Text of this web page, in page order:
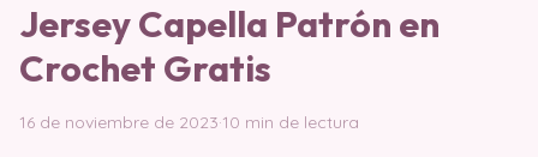
Jersey Capella Patrón en
Crochet Gratis
16 de noviembre de 2023·10 min de lectura